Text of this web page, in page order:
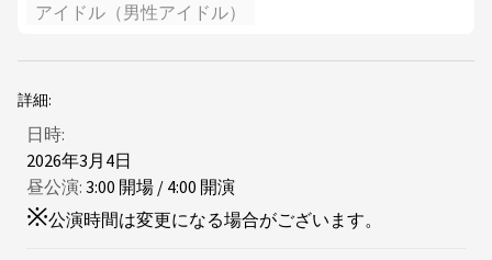
アイドル（男性アイドル）
詳細:
日時:
2026年3月4日
昼公演: 3:00 開場 / 4:00 開演
※公演時間は変更になる場合がございます。